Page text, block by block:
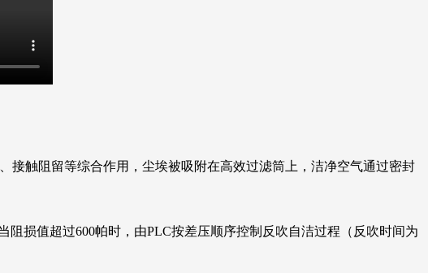
接触阻留等综合作用，尘埃被吸附在高效过滤筒上，洁净空气通过密封
损值超过600帕时，由PLC按差压顺序控制反吹自洁过程（反吹时间为